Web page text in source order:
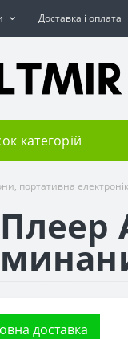
Доставка і оплата
категорій
портативна
доставка